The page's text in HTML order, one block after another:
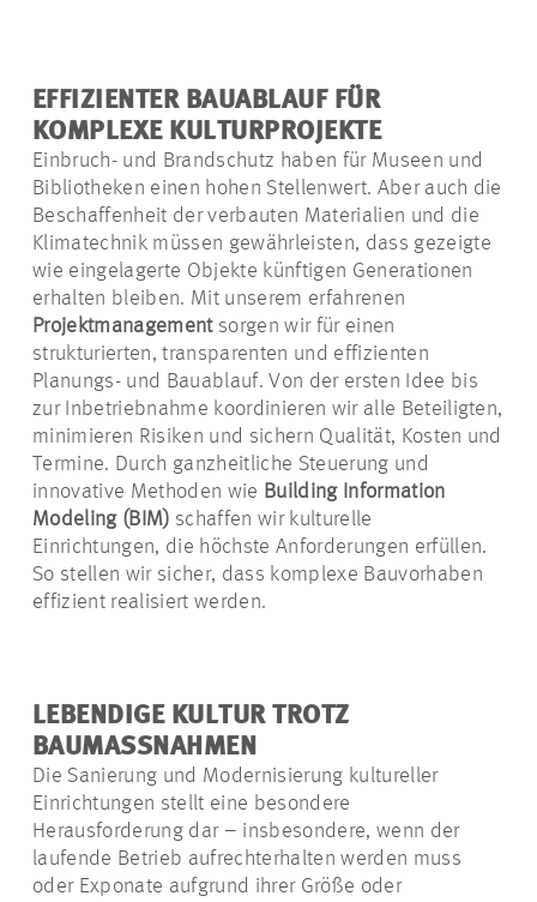
EFFIZIENTER BAUABLAUF FÜR
KOMPLEXE KULTURPROJEKTE
Einbruch- und Brandschutz haben für Museen und
Bibliotheken einen hohen Stellenwert. Aber auch die
Beschaffenheit der verbauten Materialien und die
Klimatechnik müssen gewährleisten, dass gezeigte
wie eingelagerte Objekte künftigen Generationen
erhalten bleiben. Mit unserem erfahrenen
Projektmanagement sorgen wir für einen
strukturierten, transparenten und effizienten
Planungs- und Bauablauf. Von der ersten Idee bis
zur Inbetriebnahme koordinieren wir alle Beteiligten,
minimieren Risiken und sichern Qualität, Kosten und
Termine. Durch ganzheitliche Steuerung und
innovative Methoden wie Building Information
Modeling (BIM) schaffen wir kulturelle
Einrichtungen, die höchste Anforderungen erfüllen.
So stellen wir sicher, dass komplexe Bauvorhaben
effizient realisiert werden.
LEBENDIGE KULTUR TROTZ
BAUMASSNAHMEN
Die Sanierung und Modernisierung kultureller
Einrichtungen stellt eine besondere
Herausforderung dar – insbesondere, wenn der
laufende Betrieb aufrechterhalten werden muss
oder Exponate aufgrund ihrer Größe oder